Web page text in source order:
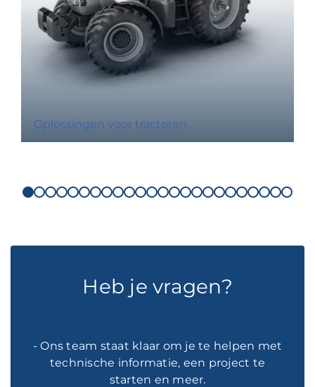
Oplossingen voor tractoren
Heb je vragen?
- Ons team staat klaar om je te helpen met
technische informatie, een project te
starten en meer.